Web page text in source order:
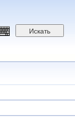
Искать